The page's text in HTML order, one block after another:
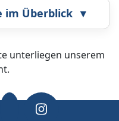
im Überblick ▾
unterliegen unserem